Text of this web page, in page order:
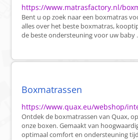
https://www.matrasfactory.nl/
Bent u op zoek naar een boxmatras
alles over het beste boxmatras,
de beste ondersteuning voor uw baby
Boxmatrassen
https://www.quax.eu/webshop/
Ontdek de boxmatrassen van Quax,
onze boxen. Gemaakt van
optimaal comfort en ondersteuning